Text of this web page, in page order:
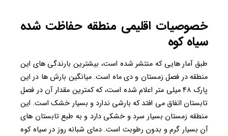
خصوصیات اقلیمی منطقه حفاظت شده
سیاه کوه
طبق آمار هایی که منتشر شده است، بیشترین بارندگی های این
منطقه در فصل زمستان و دی ماه است. میانگین بارش ها در این
پارک ۴۸ میلی متر اعلام شده است، که کمترین مقدار آن در فصل
تابستان اتفاق می افتد که بارشی ندارد و بسیار خشک است. این
منطقه زمستان بسیار سرد و خشکی دارد و به طبع تابستان های
آن بسیار گرم و بدون رطوبت است. دمای شبانه روز در سیاه کوه